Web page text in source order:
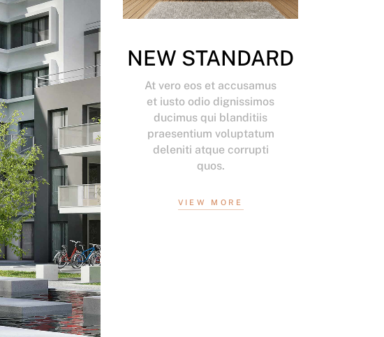
NEW STANDARD
At vero eos et accusamus
et iusto odio dignissimos
ducimus qui blanditiis
praesentium voluptatum
deleniti atque corrupti
quos.
VIEW MORE